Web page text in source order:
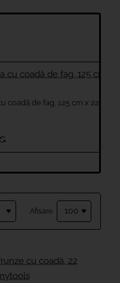
coadă de fag, 125 cm x 220
Afisare